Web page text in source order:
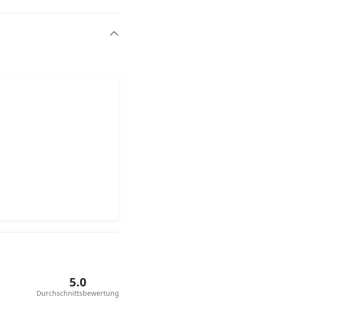
5.0
Durchschnittsbewertung